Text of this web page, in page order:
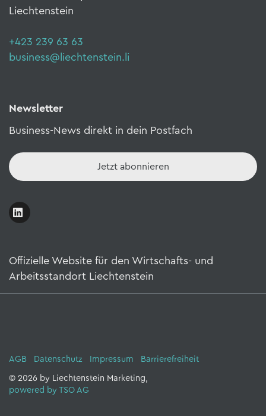
Liechtenstein
+423 239 63 63
business@liechtenstein.li
Newsletter
Business-News direkt in dein Postfach
Jetzt abonnieren
Offizielle Website für den Wirtschafts- und
Arbeitsstandort Liechtenstein
AGB Datenschutz Impressum Barrierefreiheit
© 2026 by Liechtenstein Marketing,
powered by TSO AG